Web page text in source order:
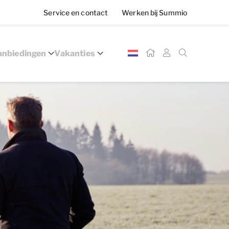
Service en contact Werken bij Summio
Vakanties